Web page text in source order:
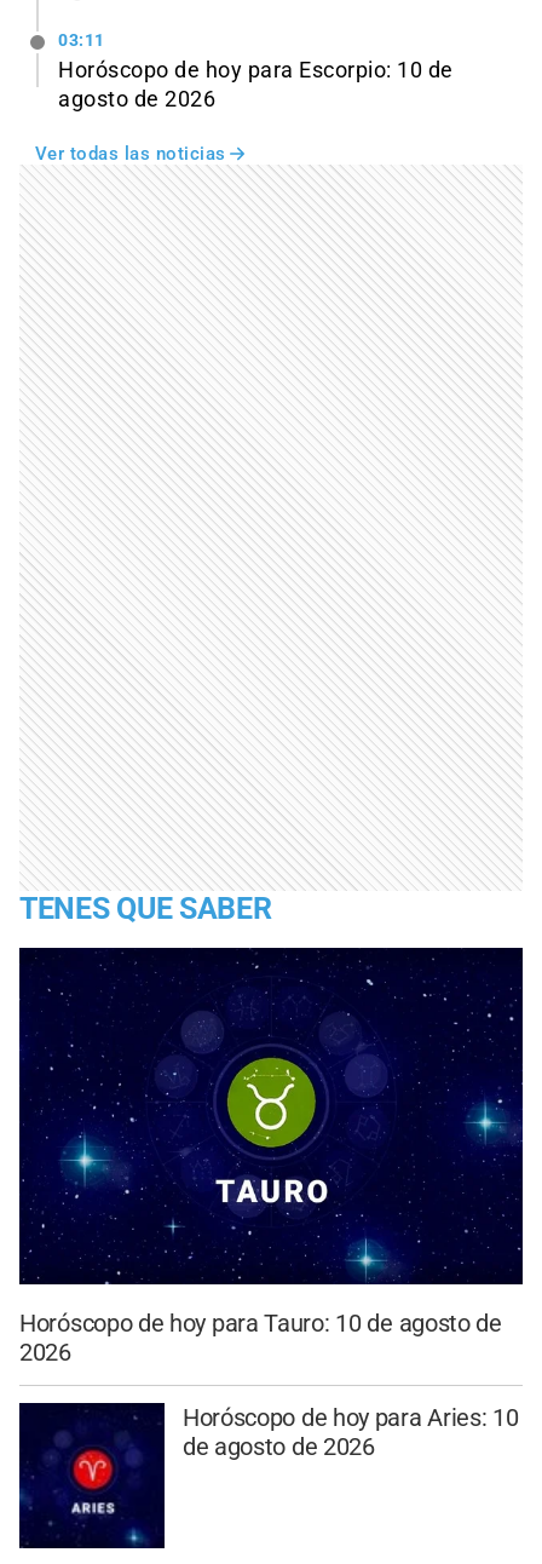
03:11
Horóscopo de hoy para Escorpio: 10 de
agosto de 2026
Ver todas las noticias
TENES QUE SABER
Horóscopo de hoy para Tauro: 10 de agosto de
2026
Horóscopo de hoy para Aries: 10
de agosto de 2026